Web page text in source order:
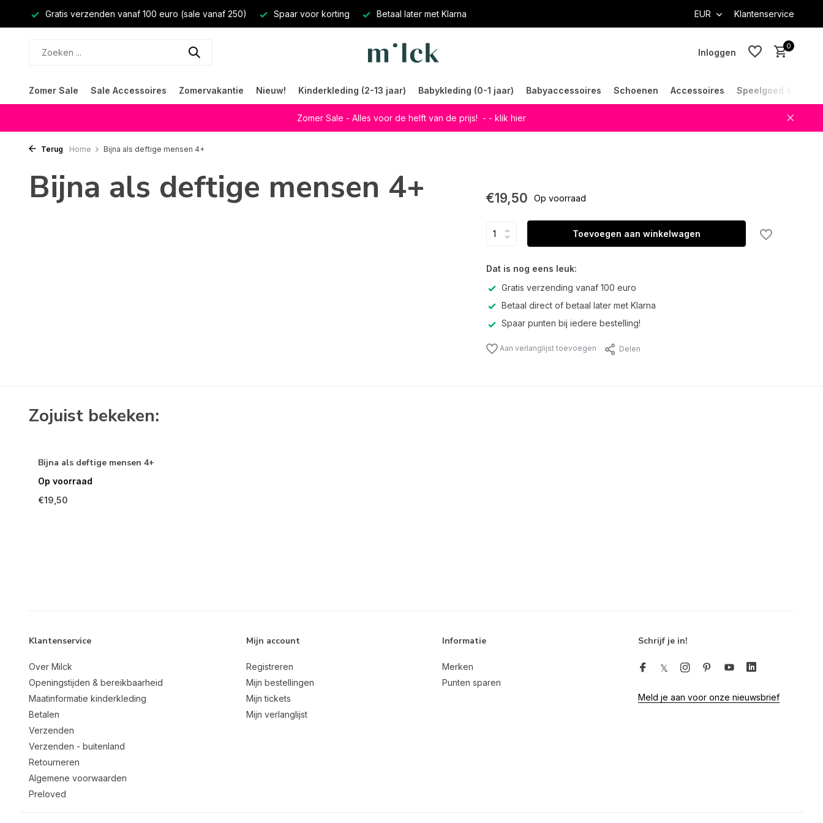
Gratis verzenden vanaf 100 euro (sale vanaf 250) Spaar voor korting Betaal later met Klarna EUR Klantenservice
Inloggen
0
Zomer Sale Sale Accessoires Zomervakantie Nieuw! Kinderkleding (2-13 jaar) Babykleding (0-1 jaar) Babyaccessoires Schoenen Accessoires Speelgoed &
Zomer Sale - Alles voor de helft van de prijs! - - klik hier
Terug Home Bijna als deftige mensen 4+
Bijna als deftige mensen 4+ €19,50 Op voorraad
Toevoegen aan winkelwagen
Dat is nog eens leuk:
Gratis verzending vanaf 100 euro
Betaal direct of betaal later met Klarna
Spaar punten bij iedere bestelling!
Aan verlanglijst toevoegen Delen
Zojuist bekeken:
Bijna als deftige mensen 4+
Op voorraad
€19,50
Klantenservice
Over Milck
Openingstijden & bereikbaarheid
Maatinformatie kinderkleding
Betalen
Verzenden
Verzenden - buitenland
Retourneren
Algemene voorwaarden
Preloved
Mijn account
Registreren
Mijn bestellingen
Mijn tickets
Mijn verlanglijst
Informatie
Merken
Punten sparen
Schrijf je in!
Meld je aan voor onze nieuwsbrief